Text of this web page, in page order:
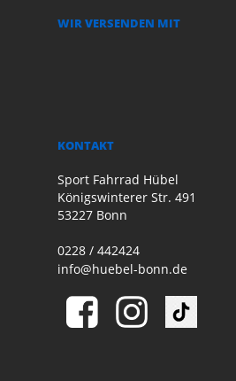
WIR VERSENDEN MIT
KONTAKT
Sport Fahrrad Hübel
Königswinterer Str. 491
53227 Bonn
0228 / 442424
info@huebel-bonn.de